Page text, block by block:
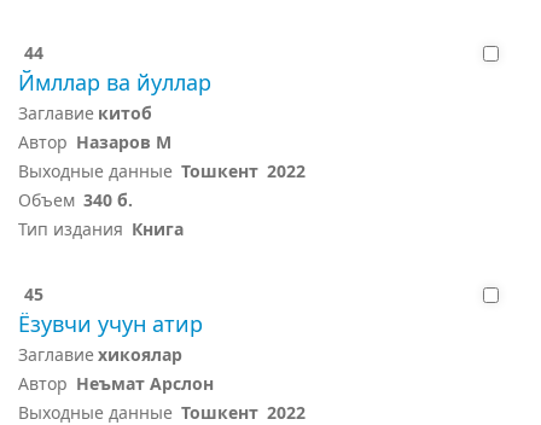
44
Ймллар ва йуллар
Заглавие китоб
Автор Назаров М
Выходные данные Тошкент 2022
Объем 340 б.
Тип издания Книга
45
Ёзувчи учун атир
Заглавиехикоялар
Автор Неъмат Арслон
Выходные данные Тошкент 2022